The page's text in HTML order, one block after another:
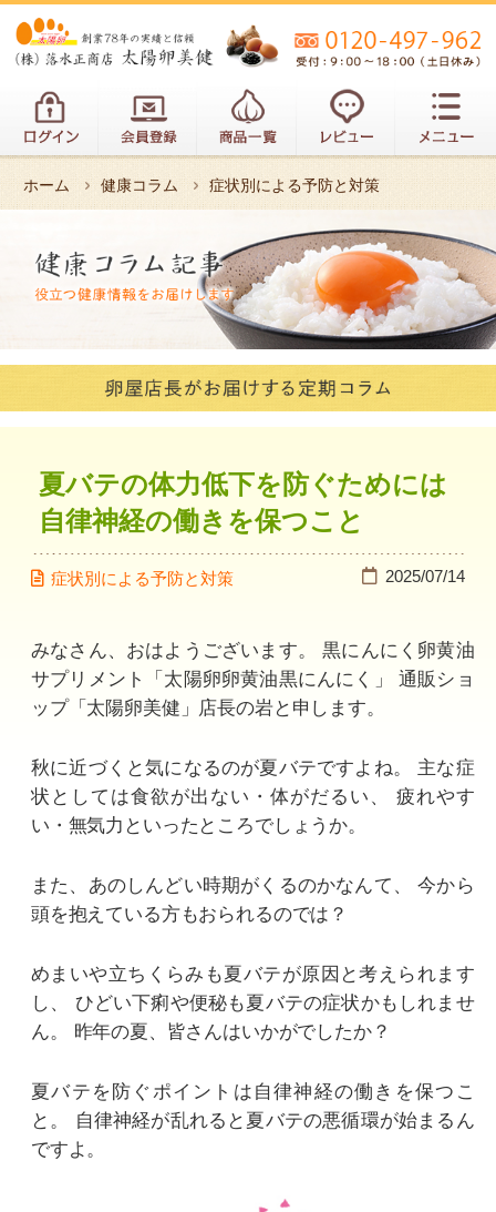
ホーム 健康コラム 症状別による予防と対策
夏バテの体力低下を防ぐためには
自律神経の働きを保つこと
症状別による予防と対策 2025/07/14
みなさん、おはようございます。
黒にんにく卵黄油
サプリメント「太陽卵卵黄油黒にんにく」
通販ショ
ップ「太陽卵美健」店長の岩と申します。
秋に近づくと気になるのが夏バテですよね。
主な症
状としては食欲が出ない・体がだるい、
疲れやす
い・無気力といったところでしょうか。
また、あのしんどい時期がくるのかなんて、
今から
頭を抱えている方もおられるのでは？
めまいや立ちくらみも夏バテが原因と考えられます
し、
ひどい下痢や便秘も夏バテの症状かもしれませ
ん。
昨年の夏、皆さんはいかがでしたか？
夏バテを防ぐポイントは自律神経の働きを保つこ
と。
自律神経が乱れると夏バテの悪循環が始まるん
ですよ。